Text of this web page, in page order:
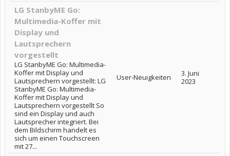
LG StanbyME Go:
Multimedia-Koffer mit
Display und
Lautsprechern
vorgestellt
LG StanbyME Go: Multimedia-
Koffer mit Display und
Lautsprechern vorgestellt: LG
StanbyME Go: Multimedia-
Koffer mit Display und
Lautsprechern vorgestellt So
sind ein Display und auch
Lautsprecher integriert. Bei
dem Bildschirm handelt es
sich um einen Touchscreen
mit 27...
User-Neuigkeiten
3. Juni
2023